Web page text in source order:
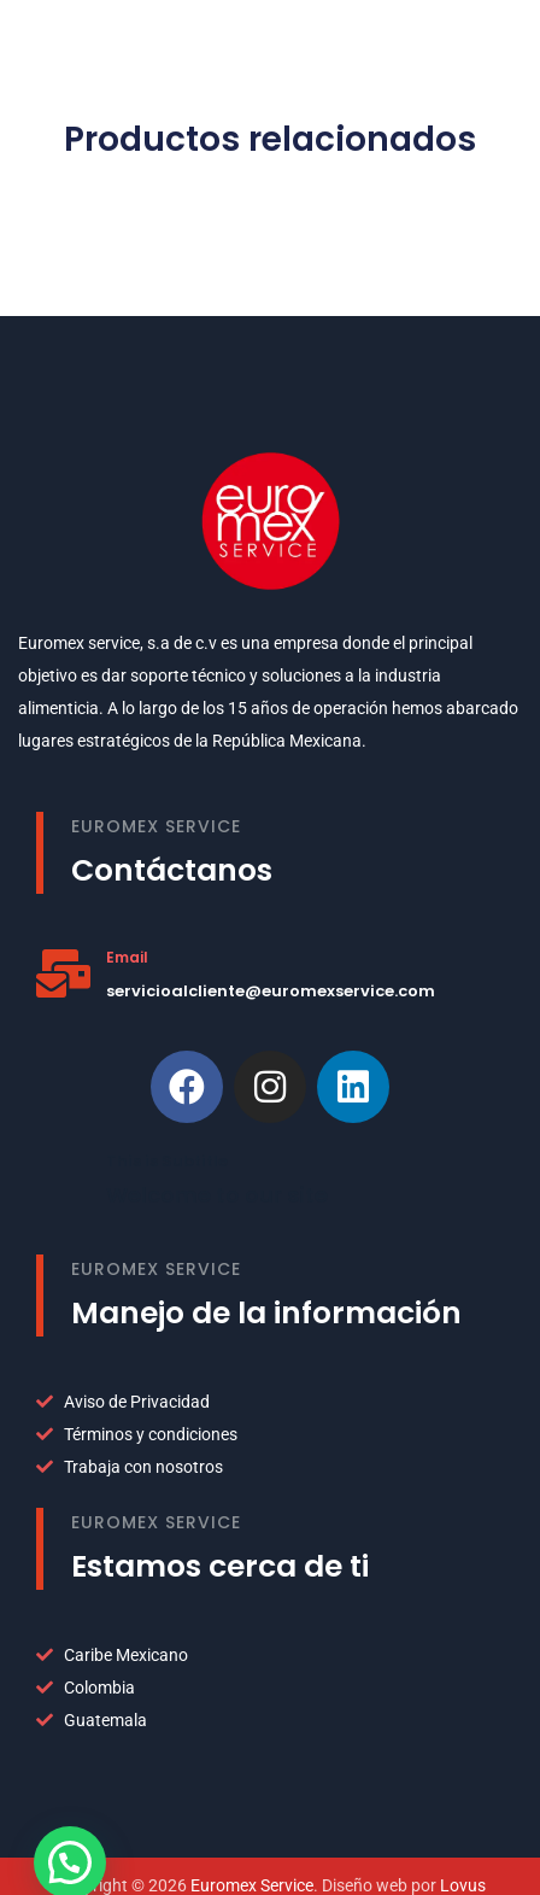
Productos relacionados
Euromex service, s.a de c.v es una empresa donde el principal
objetivo es dar soporte técnico y soluciones a la industria
alimenticia. A lo largo de los 15 años de operación hemos abarcado
lugares estratégicos de la República Mexicana.
EUROMEX SERVICE
Contáctanos
Email
servicioalcliente@euromexservice.com
EUROMEX SERVICE
Manejo de la información
Aviso de Privacidad
Términos y condiciones
Trabaja con nosotros
EUROMEX SERVICE
Estamos cerca de ti
Caribe Mexicano
Colombia
Guatemala
Copyright © 2026 Euromex Service. Diseño web por Lovus